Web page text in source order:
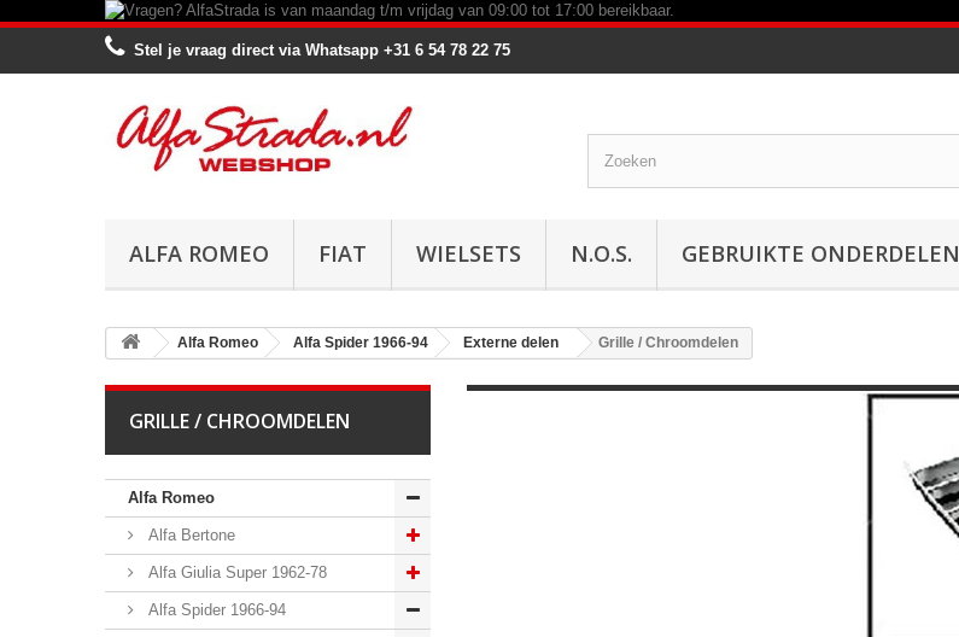
Stel je vraag direct via Whatsapp +31 6 54 78 22 75
ALFA ROMEO FIAT WIELSETS N.O.S. GEBRUIKTE ONDERDELEN
Alfa Romeo Alfa Spider 1966-94 Externe delen Grille / Chroomdelen
GRILLE / CHROOMDELEN
Alfa Romeo
Alfa Bertone
Alfa Giulia Super 1962-78
Alfa Spider 1966-94